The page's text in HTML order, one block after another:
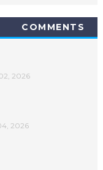
COMMENTS
2026
2026